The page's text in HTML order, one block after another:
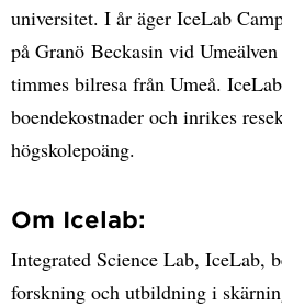
universitet. I år äger IceLab
på Granö Beckasin vid
timmes bilresa från Umeå.
boendekostnader och inrikes
högskolepoäng.
Om Icelab:
Integrated Science Lab, IceLab,
forskning och utbildning i